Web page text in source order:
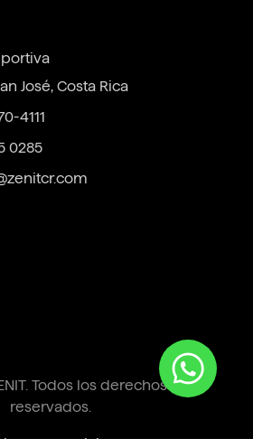
José, Costa Rica
4111
0285
Todos los derechos
reservados.
y condiciones